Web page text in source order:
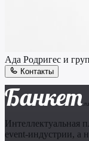
Ада Родригес и
Контакты
Банкет .ru
Интеллектуальная
event-индустрии, а